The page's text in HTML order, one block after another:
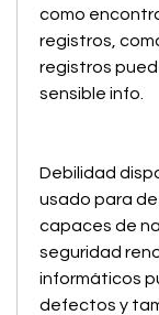
como
registros,
registros
sensible info.
Debilidad
usado para
capaces de
seguridad
informáticos
defectos y